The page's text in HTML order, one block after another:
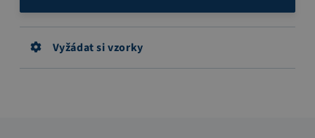
Vyžádat si vzorky